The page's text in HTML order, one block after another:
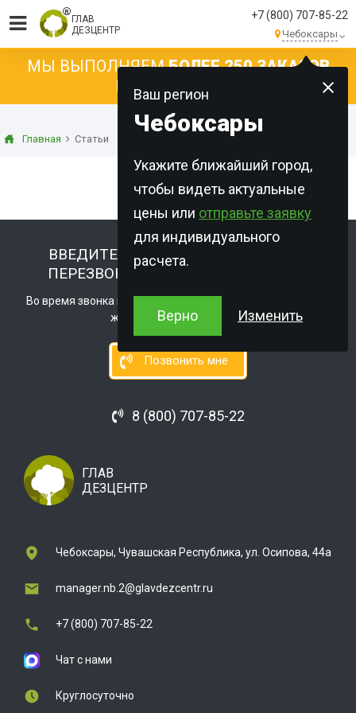
ГЛАВ
ДЕЗЦЕНТР
+7 (800) 707-85-22
Чебоксары
Ваш регион
Чебоксары
Укажите ближайший город,
чтобы видеть актуальные
цены или отправьте заявку
для индивидуального
расчета.
Верно Изменить
МЫ ВЫПОЛНЯЕМБОЛЕЕ 250 ЗАКАЗОВ
КАЖДЫЙ ДЕНЬ!
Главная Статьи
ВВЕДИТЕ НОМЕР ТЕЛЕФОНА, И МЫ
ПЕРЕЗВОНИМ ВАМ
Во время звонка вы можете задать любые вопросы и при
желании оформить заказ
Позвонить мне
8 (800) 707-85-22
ГЛАВ
ДЕЗЦЕНТР
Чебоксары, Чувашская Республика, ул. Осипова, 44а
manager.nb.2@glavdezcentr.ru
+7 (800) 707-85-22
Чат с нами
Круглосуточно